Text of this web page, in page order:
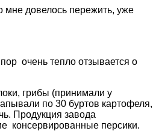
мне довелось пережить, уже
очень тепло отзывается о
грибы (принимали у
по 30 буртов картофеля,
Продукция завода
консервированные персики.